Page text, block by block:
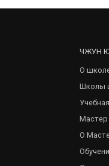
ЧЖУН
О
Школы
Мастер
О